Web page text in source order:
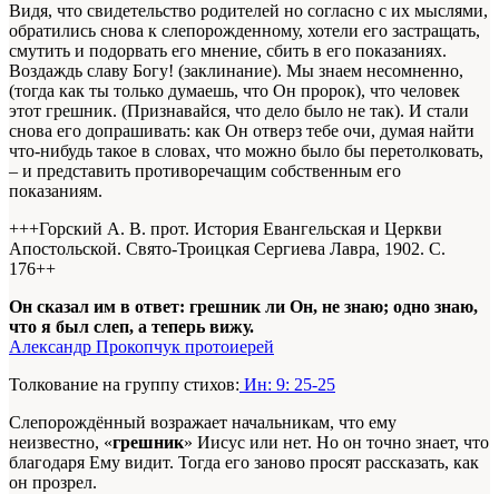
Видя, что свидетельство родителей но согласно с их мыслями,
обратились снова к слепорожденному, хотели его застращать,
смутить и подорвать его мнение, сбить в его показаниях.
Воздаждь славу Богу! (заклинание). Мы знаем несомненно,
(тогда как ты только думаешь, что Он пророк), что человек
этот грешник. (Признавайся, что дело было не так). И стали
снова его допрашивать: как Он отверз тебе очи, думая найти
что-нибудь такое в словах, что можно было бы перетолковать,
– и представить противоречащим собственным его
показаниям.
+++Горский А. В. прот. История Евангельская и Церкви
Апостольской. Свято-Троицкая Сергиева Лавра, 1902. С.
176++
Он сказал им в ответ: грешник ли Он, не знаю; одно знаю,
что я был слеп, а теперь вижу.
Александр Прокопчук протоиерей
Толкование на группу стихов: Ин: 9: 25-25
Слепорождённый возражает начальникам, что ему
неизвестно, «грешник» Иисус или нет. Но он точно знает, что
благодаря Ему видит. Тогда его заново просят рассказать, как
он прозрел.